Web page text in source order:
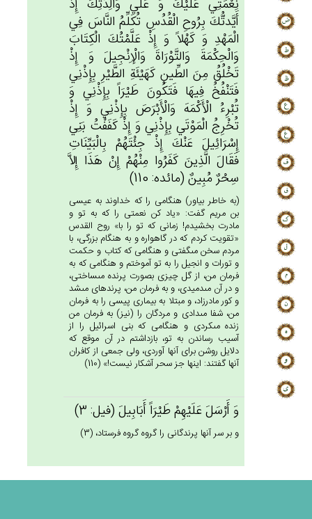
نِعْمَتِي‌ عَلَيْك‌َ وَ عَلَي‌ وَالِدَتِك‌َ إِذْ
أَيَّدتُّك‌َ بِرُوح‌ِ الْقُدُس‌ِ تُكَلِّم‌ُ النَّاس‌َ فِي‌
الْمَهْدِ وَ كَهْلاً وَ إِذْ عَلَّمْتُك‌َ الْكِتَاب‌َ
وَالْحِكْمَة‌َ وَالتَّوْرَاة‌َ وَالْإِنْجِيل‌َ وَ إِذْ
تَخْلُق‌ُ مِن‌َ الطِّين‌ِ كَهَيْئَة‌ِ الطَّيْرِ بِإِذْنِي‌
فَتَنْفُخ‌ُ فِيهَا فَتَكُون‌َ طَيْرَاً بِإِذْنِي‌ وَ
تُبْرِءُ‌ الْأَكْمَه‌َ وَالْأَبْرَص‌َ بِإِذْنِي‌ وَ إِذْ
تُخْرِج‌ُ الْمَوْتَي‌ بِإِذْنِي‌ وَ إِذْ كَفَفْت‌ُ بَنِي‌
إِسْرَائِيل‌َ عَنْك‌َ إِذْ جِئْتَهُمْ‌ بِالْبَيِّنَات‌ِ
فَقَال‌َ الَّذِين‌َ كَفَرُوا مِنْهُم‌ْ إِن‌ْ هَذَا إِلاَّ
سِحْرٌ مُبِين‌ٌ (مائده: 110)
(به خاطر بياور) هنگامى را كه خداوند به عيسى
بن مريم گفت: «ياد كن نعمتى را كه به تو و
مادرت بخشيدم! زمانى كه تو را با» روح القدس
«تقويت كردم كه در گاهواره و به هنگام بزرگى، با
مردم سخن مى‏گفتى و هنگامى كه كتاب و حكمت
و تورات و انجيل را به تو آموختم و هنگامى كه به
فرمان من، از گل چيزى بصورت پرنده مى‏ساختى،
و در آن مى‏دميدى، و به فرمان من، پرنده‏اى مى‏شد
و كور مادرزاد، و مبتلا به بيمارى پيسى را به فرمان
من، شفا مى‏دادى و مردگان را (نيز) به فرمان من
زنده مى‏كردى و هنگامى كه بنى اسرائيل را از
آسيب رساندن به تو، بازداشتم در آن موقع كه
دلايل روشن براى آنها آوردى، ولى جمعى از كافران
آنها گفتند: اينها جز سحر آشكار نيست!» (110)
وَ أَرْسَل‌َ عَلَيْهِم‌ْ طَيْرَاً أَبَابِيل‌َ (فيل: 3)
و بر سر آنها پرندگانى را گروه گروه فرستاد، (3)